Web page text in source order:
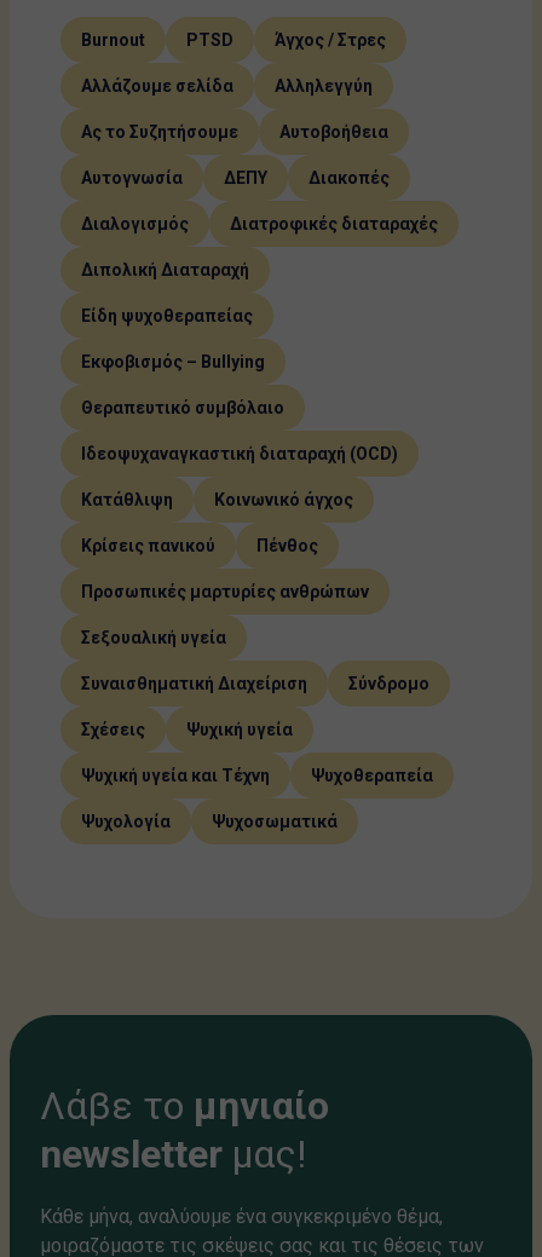
Burnout PTSD Άγχος / Στρες
Αλλάζουμε σελίδα Αλληλεγγύη
Ας το Συζητήσουμε Αυτοβοήθεια
Αυτογνωσία ΔΕΠΥ Διακοπές
Διαλογισμός Διατροφικές διαταραχές
Διπολική Διαταραχή
Είδη ψυχοθεραπείας
Εκφοβισμός – Bullying
Θεραπευτικό συμβόλαιο
Ιδεοψυχαναγκαστική διαταραχή (OCD)
Κατάθλιψη Κοινωνικό άγχος
Κρίσεις πανικού Πένθος
Προσωπικές μαρτυρίες ανθρώπων
Σεξουαλική υγεία
Συναισθηματική Διαχείριση Σύνδρομο
Σχέσεις Ψυχική υγεία
Ψυχική υγεία και Τέχνη Ψυχοθεραπεία
Ψυχολογία Ψυχοσωματικά
Λάβε το μηνιαίο
newsletter μας!
Κάθε μήνα, αναλύουμε ένα συγκεκριμένο θέμα,
μοιραζόμαστε τις σκέψεις σας και τις θέσεις των